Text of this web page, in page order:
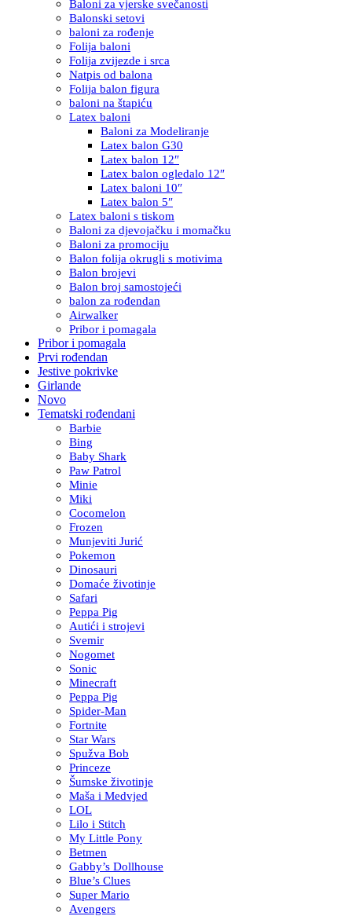
Baloni za vjerske svečanosti
Balonski setovi
baloni za rođenje
Folija baloni
Folija zvijezde i srca
Natpis od balona
Folija balon figura
baloni na štapiću
Latex baloni
Baloni za Modeliranje
Latex balon G30
Latex balon 12″
Latex balon ogledalo 12″
Latex baloni 10″
Latex balon 5″
Latex baloni s tiskom
Baloni za djevojačku i momačku
Baloni za promociju
Balon folija okrugli s motivima
Balon brojevi
Balon broj samostojeći
balon za rođendan
Airwalker
Pribor i pomagala
Pribor i pomagala
Prvi rođendan
Jestive pokrivke
Girlande
Novo
Tematski rođendani
Barbie
Bing
Baby Shark
Paw Patrol
Minie
Miki
Cocomelon
Frozen
Munjeviti Jurić
Pokemon
Dinosauri
Domaće životinje
Safari
Peppa Pig
Autići i strojevi
Svemir
Nogomet
Sonic
Minecraft
Peppa Pig
Spider-Man
Fortnite
Star Wars
Spužva Bob
Princeze
Šumske životinje
Maša i Medvjed
LOL
Lilo i Stitch
My Little Pony
Betmen
Gabby’s Dollhouse
Blue’s Clues
Super Mario
Avengers